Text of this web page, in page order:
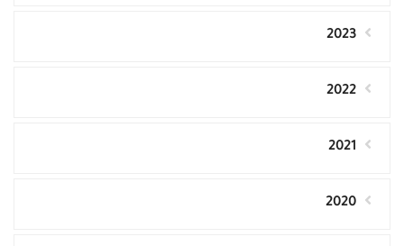
2023
2022
2021
2020